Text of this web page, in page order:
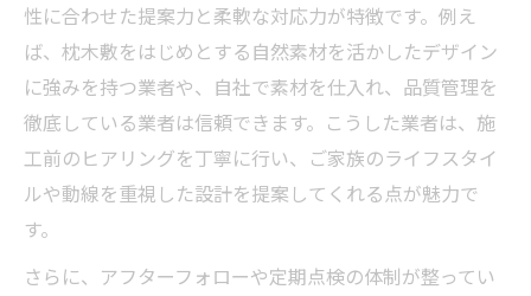
性に合わせた提案力と柔軟な対応力が特徴です。例え
ば、枕木敷をはじめとする自然素材を活かしたデザイン
に強みを持つ業者や、自社で素材を仕入れ、品質管理を
徹底している業者は信頼できます。こうした業者は、施
工前のヒアリングを丁寧に行い、ご家族のライフスタイ
ルや動線を重視した設計を提案してくれる点が魅力で
す。
さらに、アフターフォローや定期点検の体制が整ってい